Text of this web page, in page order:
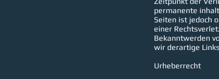
permanente
Seiten ist jedoch
einer
Bekanntwerden
wir derartige
Urheberrecht